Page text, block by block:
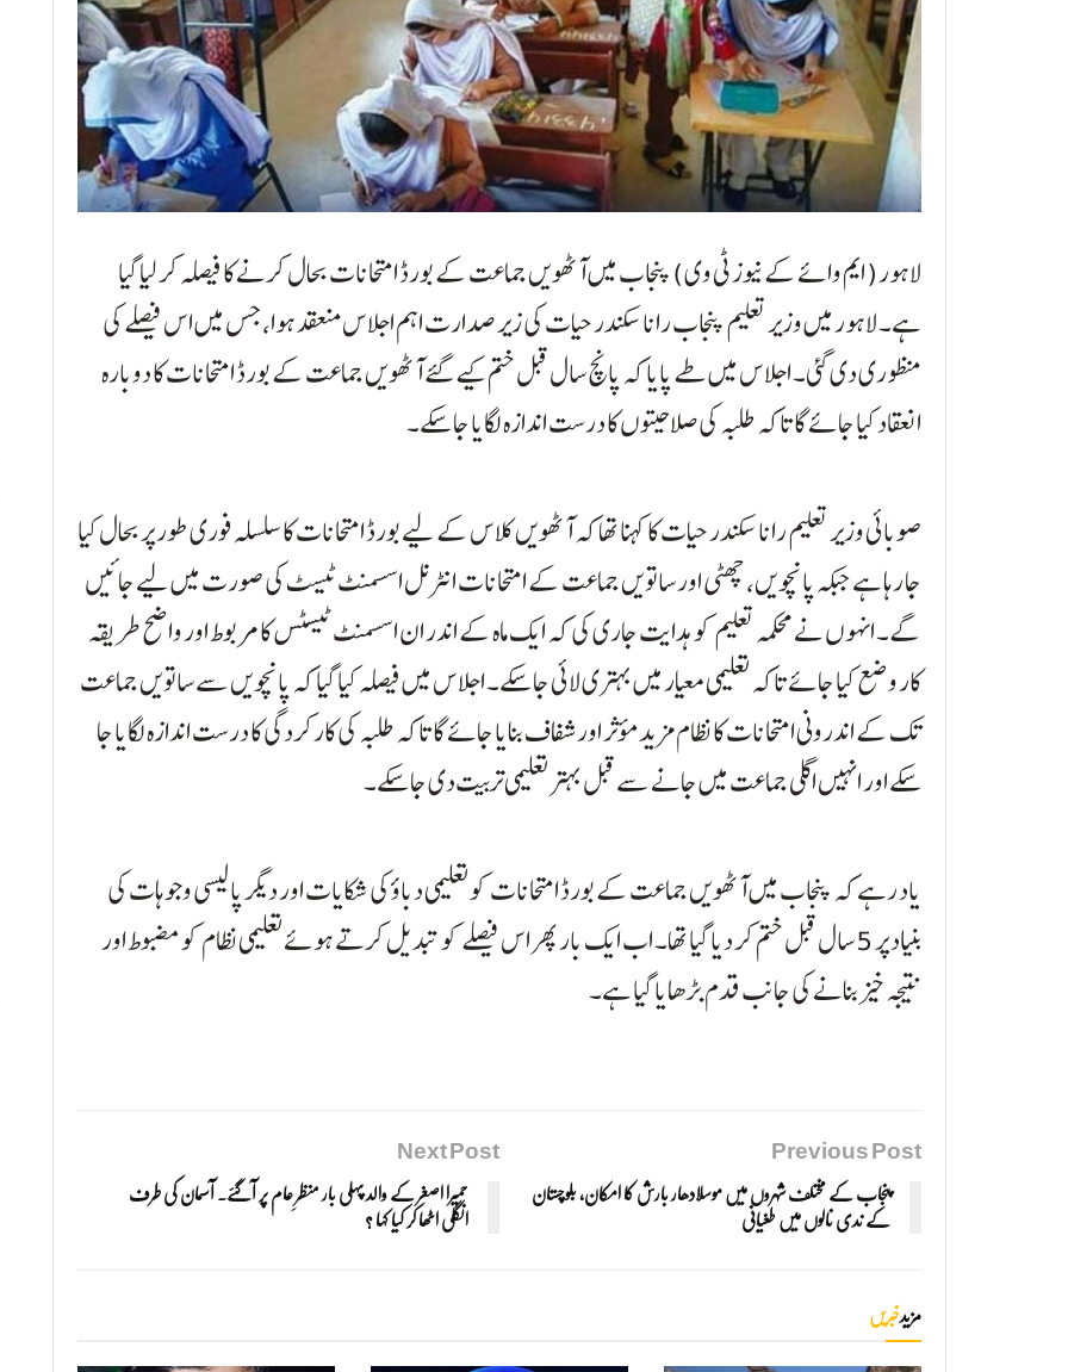
لاہور ( ایم وائے کے نیوز ٹی وی ) پنجاب میں آٹھویں جماعت کے بورڈ امتحانات بحال کرنے کا فیصلہ کر لیا گیا
ہے۔ لاہور میں وزیر تعلیم پنجاب رانا سکندر حیات کی زیر صدارت اہم اجلاس منعقد ہوا، جس میں اس فیصلے کی
منظوری دی گئی۔ اجلاس میں طے پایا کہ پانچ سال قبل ختم کیے گئے آٹھویں جماعت کے بورڈ امتحانات کا دوبارہ
انعقاد کیا جائے گا تاکہ طلبہ کی صلاحیتوں کا درست اندازہ لگایا جا سکے۔
صوبائی وزیر تعلیم رانا سکندر حیات کا کہنا تھا کہ آٹھویں کلاس کے لیے بورڈ امتحانات کا سلسلہ فوری طور پر بحال کیا
جا رہا ہے جبکہ پانچویں، چھٹی اور ساتویں جماعت کے امتحانات انٹرنل اسسمنٹ ٹیسٹ کی صورت میں لیے جائیں
گے۔ انہوں نے محکمہ تعلیم کو ہدایت جاری کی کہ ایک ماہ کے اندر ان اسسمنٹ ٹیسٹس کا مربوط اور واضح طریقہ
کار وضع کیا جائے تاکہ تعلیمی معیار میں بہتری لائی جا سکے۔ اجلاس میں فیصلہ کیا گیا کہ پانچویں سے ساتویں جماعت
تک کے اندرونی امتحانات کا نظام مزید مؤثر اور شفاف بنایا جائے گا تاکہ طلبہ کی کارکردگی کا درست اندازہ لگایا جا
سکے اور انہیں اگلی جماعت میں جانے سے قبل بہتر تعلیمی تربیت دی جا سکے۔
یاد رہے کہ پنجاب میں آٹھویں جماعت کے بورڈ امتحانات کو تعلیمی دباؤ کی شکایات اور دیگر پالیسی وجوہات کی
بنیاد پر 5 سال قبل ختم کر دیا گیا تھا۔ اب ایک بار پھر اس فیصلے کو تبدیل کرتے ہوئے تعلیمی نظام کو مضبوط اور
نتیجہ خیز بنانے کی جانب قدم بڑھایا گیا ہے۔
Previous Post
پنجاب کے مختلف شہروں میں موسلادھار بارش کا امکان، بلوچستان
کے ندی نالوں میں طغیانی
Next Post
حمیرا اصغر کے والد پہلی بار منظرِ عام پر آگئے۔ آسمان کی طرف
انگلی اٹھا کر کیا کہا ؟
مزیدخبریں